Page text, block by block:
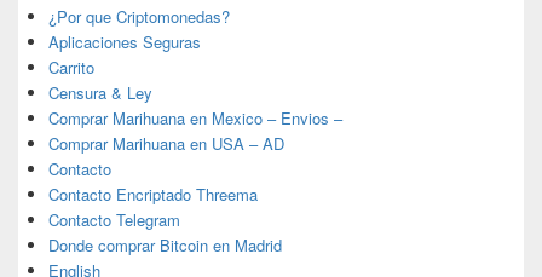
¿Por que Criptomonedas?
Aplicaciones Seguras
Carrito
Censura & Ley
Comprar Marihuana en Mexico – Envios –
Comprar Marihuana en USA – AD
Contacto
Contacto Encriptado Threema
Contacto Telegram
Donde comprar Bitcoin en Madrid
English